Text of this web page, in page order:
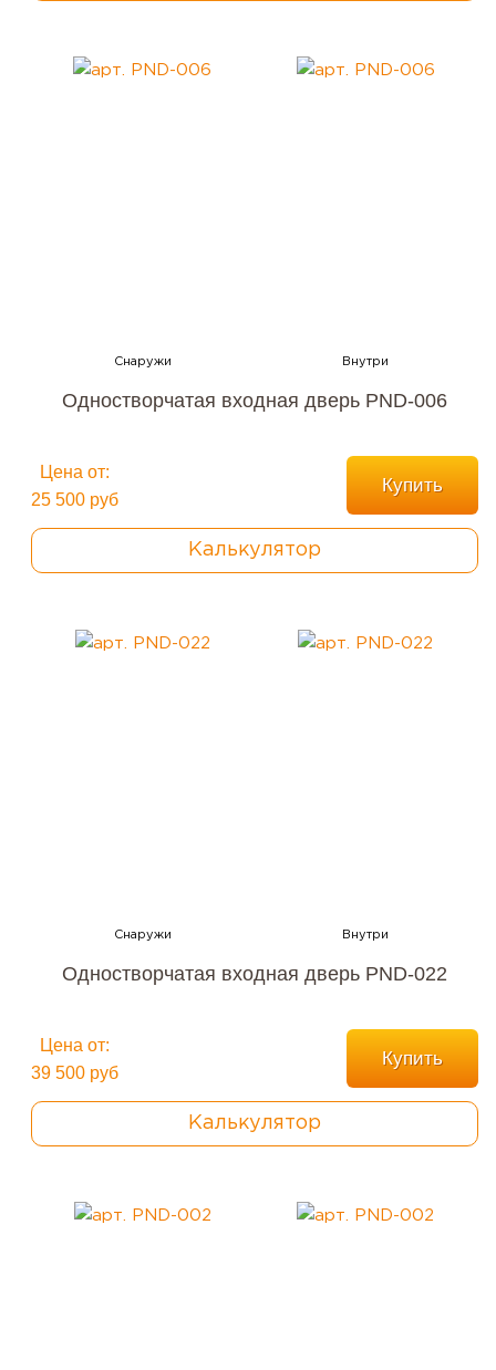
Одностворчатая входная дверь PND-006
Цена от:
25 500 руб
Купить
Калькулятор
Одностворчатая входная дверь PND-022
Цена от:
39 500 руб
Купить
Калькулятор